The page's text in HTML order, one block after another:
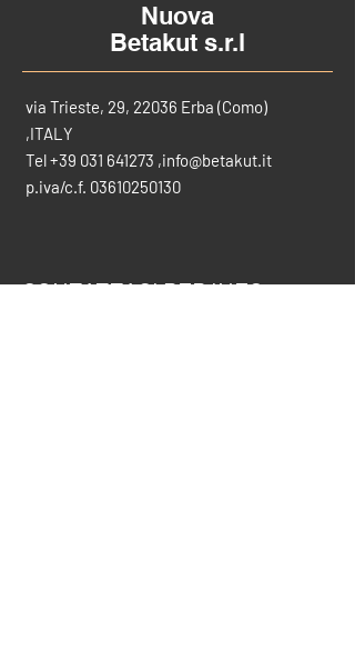
Nuova
Betakut s.r.l
via Trieste, 29, 22036 Erba (Como)
,ITALY
Tel+39 031 641273 ,info@betakut.it
p.iva/c.f. 03610250130
CONTATTACI PER INFO